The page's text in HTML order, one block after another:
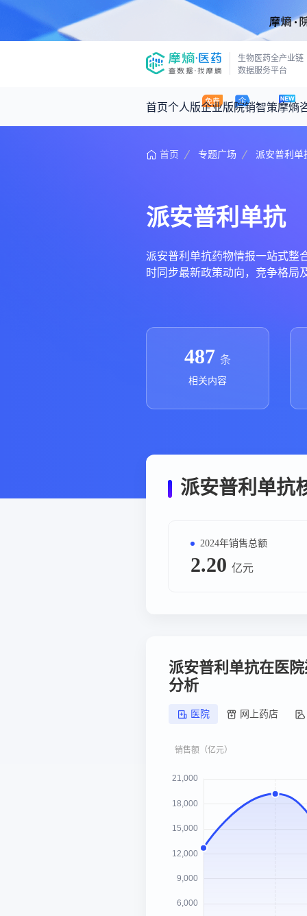
生物医药全产业链
数据服务平台
首页个人版企业版院销智策摩熵
咨询服务
产品立项评估及管线规划
产业/行业调研
投资决策与交易估值
摩熵原创
深度分析
政策法规
投融资
时讯
数据中心
基于市场数据，为您提供全面的市场
政策法规
药品生产企业
回放
王中健
首页 专题广场 派安普利单
派安普利单抗
派安普利单抗药物情报一站式整
时同步最新政策动向，竞争格局
487 条
相关内容
派安普利单抗
2024年销售总额
2.20 亿元
派安普利单抗在医
分析
医院 网上药店